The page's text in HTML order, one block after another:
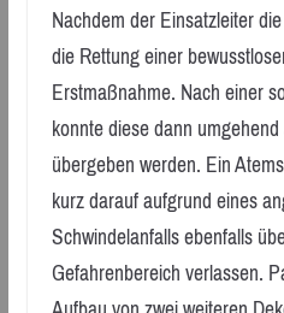
Nachdem der Einsatzleiter
die Rettung einer
Erstmaßnahme. Nach einer
konnte diese dann
übergeben werden. Ein
kurz darauf aufgrund eines
Schwindelanfalls ebenfalls
Gefahrenbereich verlassen.